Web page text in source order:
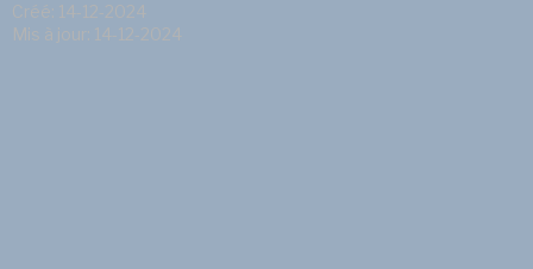
Créé: 14-12-2024
Mis à jour: 14-12-2024